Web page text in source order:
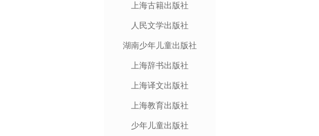
上海古籍出版社
人民文学出版社
湖南少年儿童出版社
上海辞书出版社
上海译文出版社
上海教育出版社
少年儿童出版社